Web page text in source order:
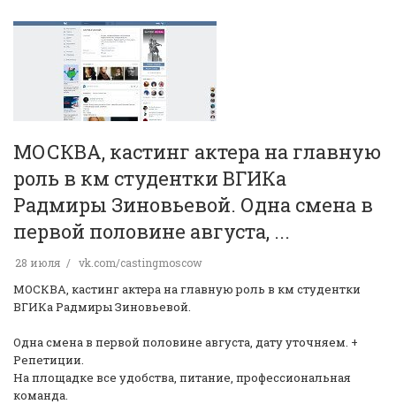
МОСКВА, кастинг актера на главную
роль в км студентки ВГИКа
Радмиры Зиновьевой. Одна смена в
первой половине августа, ...
28 июля vk.com/castingmoscow
МОСКВА, кастинг актера на главную роль в км студентки
ВГИКа Радмиры Зиновьевой.
Одна смена в первой половине августа, дату уточняем. +
Репетиции.
На площадке все удобства, питание, профессиональная
команда.